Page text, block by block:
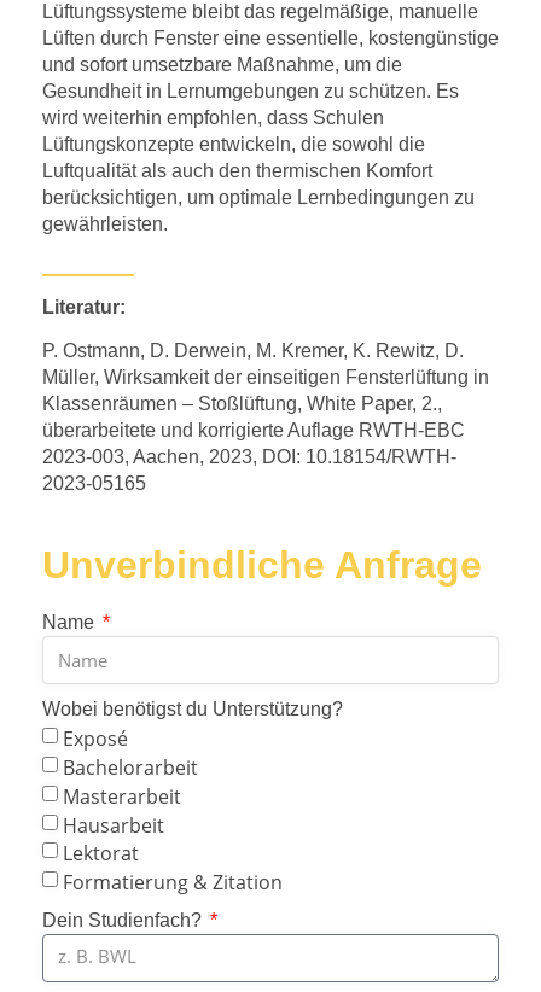
Lüftungssysteme bleibt das regelmäßige, manuelle
Lüften durch Fenster eine essentielle, kostengünstige
und sofort umsetzbare Maßnahme, um die
Gesundheit in Lernumgebungen zu schützen. Es
wird weiterhin empfohlen, dass Schulen
Lüftungskonzepte entwickeln, die sowohl die
Luftqualität als auch den thermischen Komfort
berücksichtigen, um optimale Lernbedingungen zu
gewährleisten.
Literatur:
P. Ostmann, D. Derwein, M. Kremer, K. Rewitz, D.
Müller, Wirksamkeit der einseitigen Fensterlüftung in
Klassenräumen – Stoßlüftung, White Paper, 2.,
überarbeitete und korrigierte Auflage RWTH-EBC
2023-003, Aachen, 2023, DOI: 10.18154/RWTH-
2023-05165
Unverbindliche Anfrage
Name
Wobei benötigst du Unterstützung?
Exposé
Bachelorarbeit
Masterarbeit
Hausarbeit
Lektorat
Formatierung & Zitation
Dein Studienfach?